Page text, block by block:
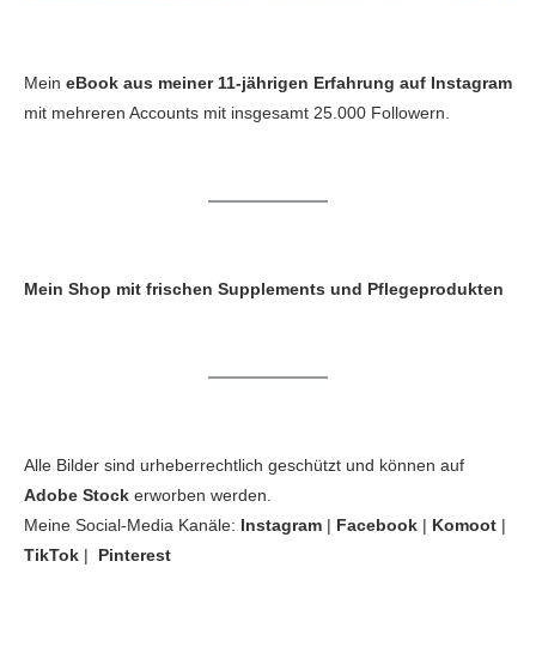
Mein eBook aus meiner 11-jährigen Erfahrung auf Instagram
mit mehreren Accounts mit insgesamt 25.000 Followern.
Mein Shop mit frischen Supplements und Pflegeprodukten
Alle Bilder sind urheberrechtlich geschützt und können auf
Adobe Stock erworben werden.
Meine Social-Media Kanäle: Instagram | Facebook | Komoot |
TikTok | Pinterest